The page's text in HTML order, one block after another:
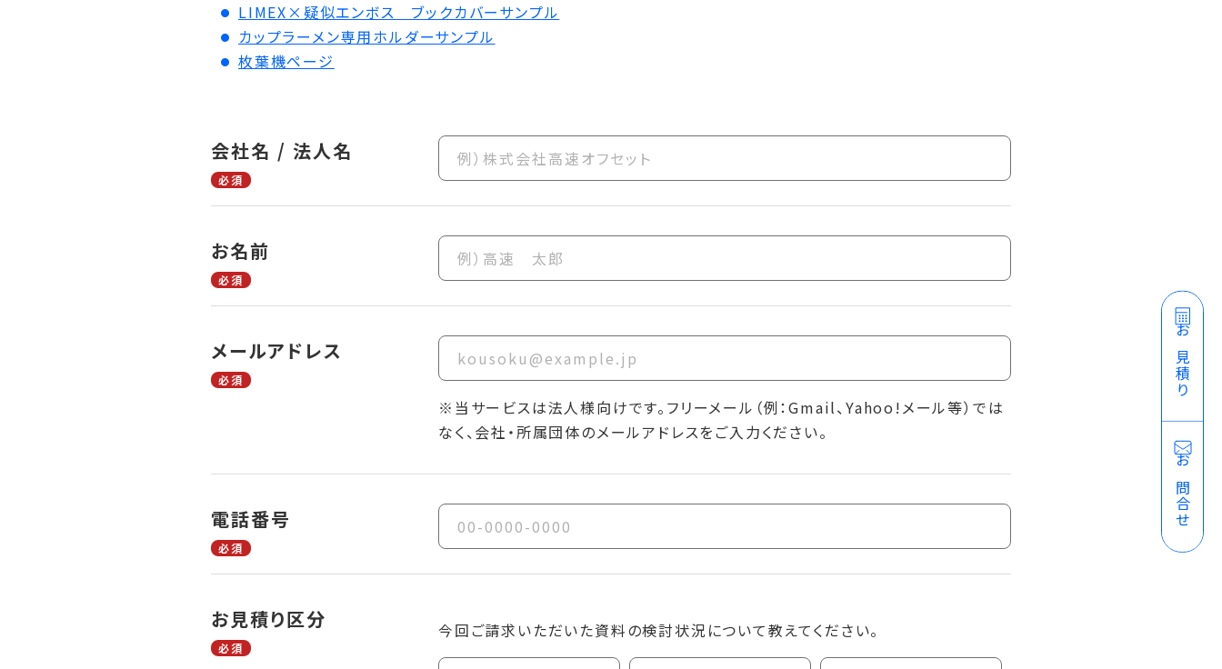
LIMEX×疑似エンボス ブックカバーサンプル
カップラーメン専用ホルダーサンプル
枚葉機ページ
会社名 / 法人名
必須
お名前
必須
メールアドレス
必須
※当サービスは法人様向けです。フリーメール（例：Gmail、Yahoo!メール等）では
なく、会社・所属団体のメールアドレスをご入力ください。
電話番号
必須
お見積り区分
必須
今回ご請求いただいた資料の検討状況について教えてください。
お見積り
お問合せ